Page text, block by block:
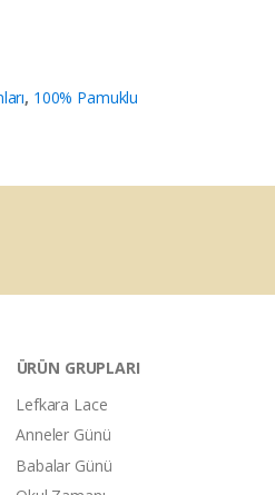
, 100% Pamuklu
ÜRÜN GRUPLARI
Lefkara Lace
Anneler Günü
Babalar Günü